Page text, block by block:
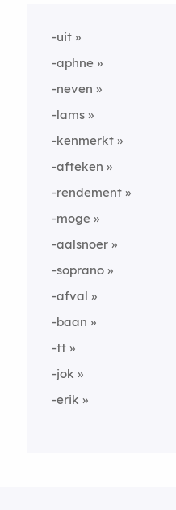
-uit
-aphne
-neven
-lams
-kenmerkt
-afteken
-rendement
-moge
-aalsnoer
-soprano
-afval
-baan
-tt
-jok
-erik